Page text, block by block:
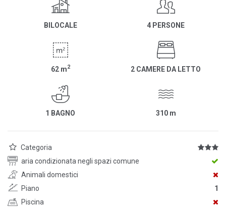
BILOCALE 4 PERSONE
62 m2 2 CAMERE DA LETTO
1 BAGNO 310 m
Categoria
aria condizionata negli spazi comune
Animali domestici
Piano
1
Piscina